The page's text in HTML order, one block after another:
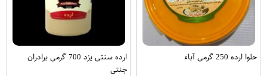
حلوا ارده 250 گرمی آباء
ارده سنتی يزد 700 گرمی برادران
جنتی